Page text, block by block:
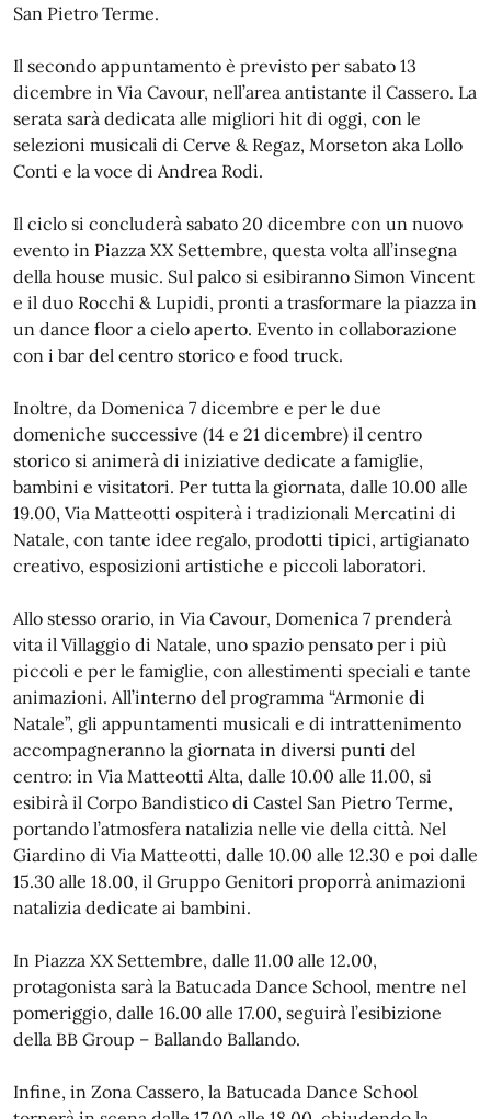
San Pietro Terme.
Il secondo appuntamento è previsto per sabato 13
dicembre in Via Cavour, nell’area antistante il Cassero. La
serata sarà dedicata alle migliori hit di oggi, con le
selezioni musicali di Cerve & Regaz, Morseton aka Lollo
Conti e la voce di Andrea Rodi.
Il ciclo si concluderà sabato 20 dicembre con un nuovo
evento in Piazza XX Settembre, questa volta all’insegna
della house music. Sul palco si esibiranno Simon Vincent
e il duo Rocchi & Lupidi, pronti a trasformare la piazza in
un dance floor a cielo aperto. Evento in collaborazione
con i bar del centro storico e food truck.
Inoltre, da Domenica 7 dicembre e per le due
domeniche successive (14 e 21 dicembre) il centro
storico si animerà di iniziative dedicate a famiglie,
bambini e visitatori. Per tutta la giornata, dalle 10.00 alle
19.00, Via Matteotti ospiterà i tradizionali Mercatini di
Natale, con tante idee regalo, prodotti tipici, artigianato
creativo, esposizioni artistiche e piccoli laboratori.
Allo stesso orario, in Via Cavour, Domenica 7 prenderà
vita il Villaggio di Natale, uno spazio pensato per i più
piccoli e per le famiglie, con allestimenti speciali e tante
animazioni. All’interno del programma “Armonie di
Natale”, gli appuntamenti musicali e di intrattenimento
accompagneranno la giornata in diversi punti del
centro: in Via Matteotti Alta, dalle 10.00 alle 11.00, si
esibirà il Corpo Bandistico di Castel San Pietro Terme,
portando l’atmosfera natalizia nelle vie della città. Nel
Giardino di Via Matteotti, dalle 10.00 alle 12.30 e poi dalle
15.30 alle 18.00, il Gruppo Genitori proporrà animazioni
natalizia dedicate ai bambini.
In Piazza XX Settembre, dalle 11.00 alle 12.00,
protagonista sarà la Batucada Dance School, mentre nel
pomeriggio, dalle 16.00 alle 17.00, seguirà l’esibizione
della BB Group – Ballando Ballando.
Infine, in Zona Cassero, la Batucada Dance School